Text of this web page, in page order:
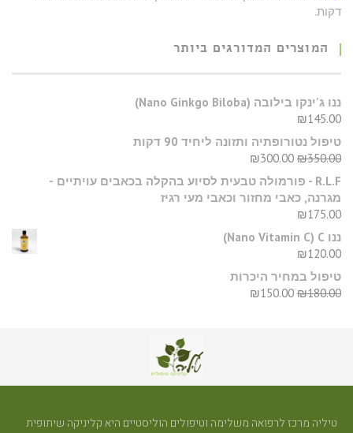
המוצרים המדורגים ביותר
​ננו ג'ינקו בילובה (Nano Ginkgo Biloba)
₪145.00
טיפול נטורופתיה ותזונה ליחיד 90 דקות
₪350.00
₪300.00
R.L.F - פורמולה טבעית לסיוע בהקלה בכאבים עויתיים -
מגרנה, כאבי מחזור וכאבי מעי רגיז
₪175.00
ננו C‏ (Nano Vitamin C)
₪120.00
טיפול במחיר היכרות
₪180.00
₪150.00
טיליה מרכז לרפואה משלימה וטיפולים הוליסטיים היא קליניקה שיתופית